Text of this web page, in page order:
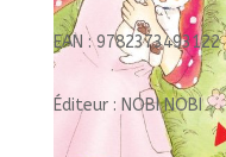
EAN : 9782373493122
Éditeur : NOBI NOBI